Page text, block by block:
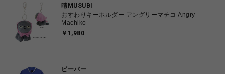
晴MUSUBI
おすわりキーホルダー アングリーマチコ Angry
Machiko
￥1,980
ビーバー